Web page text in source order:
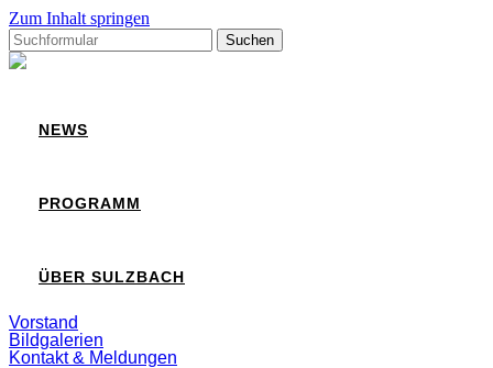
Zum Inhalt springen
Suchen
nach:
Sulzbach
NEWS
PROGRAMM
ÜBER SULZBACH
Vorstand
Bildgalerien
Kontakt & Meldungen